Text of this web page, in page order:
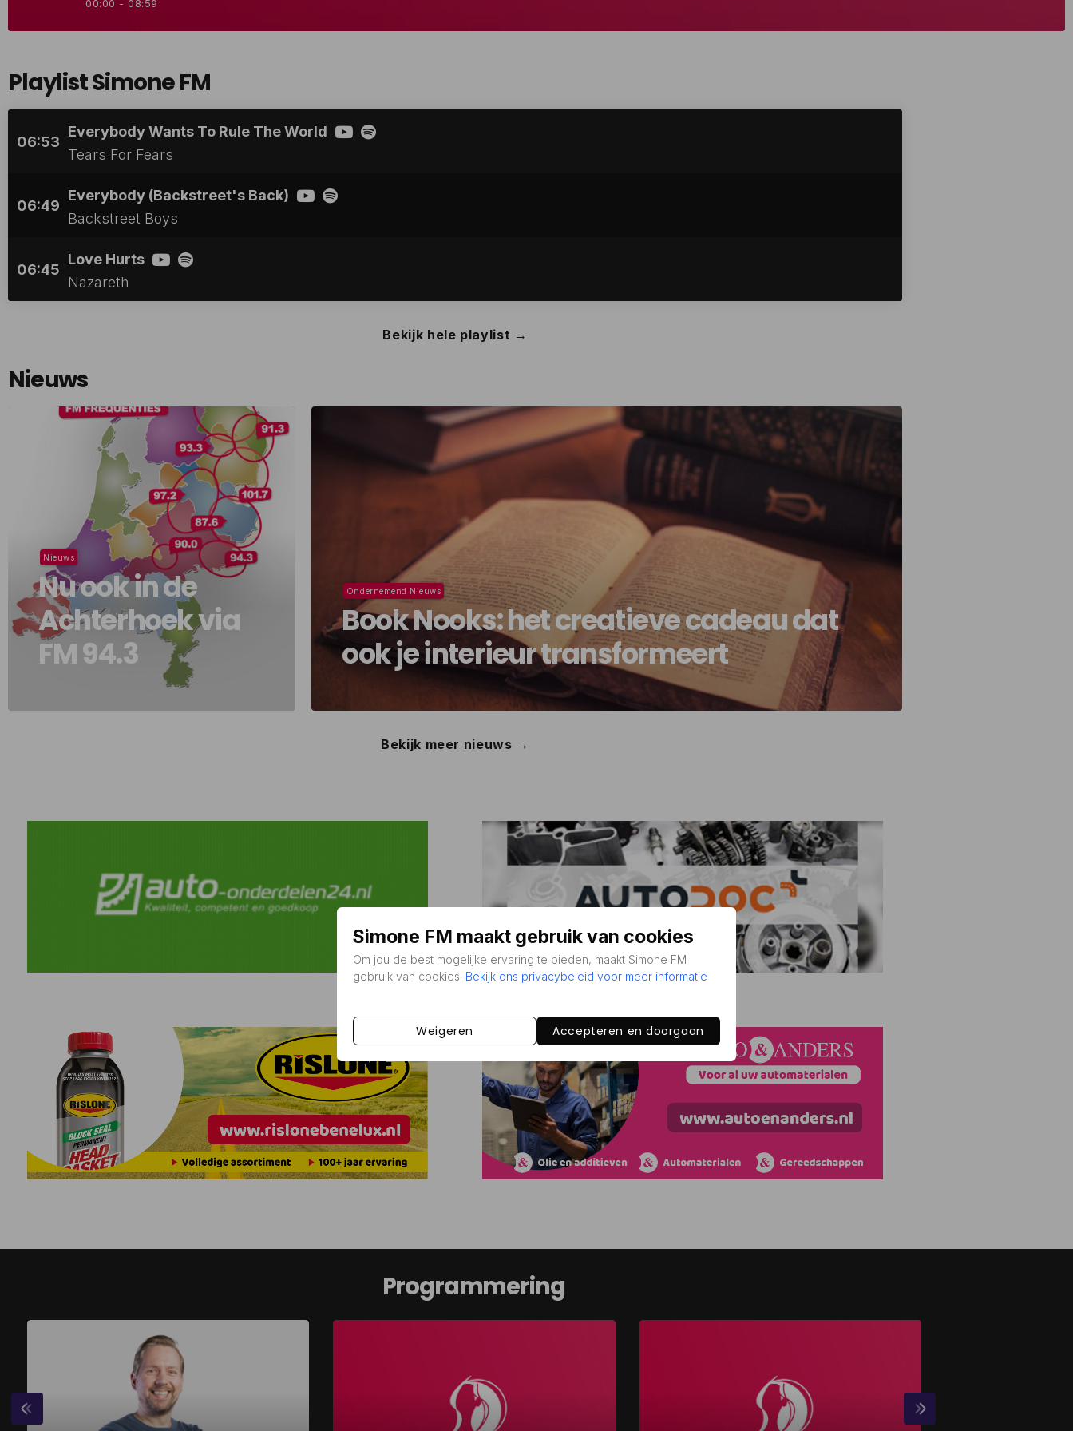
00:00 - 08:59
Playlist Simone FM
06:53
Everybody Wants To Rule The World
Tears For Fears
06:49
Everybody (Backstreet's Back)
Backstreet Boys
06:45
Love Hurts
Nazareth
Bekijk hele playlist →
Nieuws
Nieuws
Nu ook in de
Achterhoek via
FM 94.3
Ondernemend Nieuws
Book Nooks: het creatieve cadeau dat
ook je interieur transformeert
Bekijk meer nieuws →
Programmering
Simone FM maakt gebruik van cookies
Om jou de best mogelijke ervaring te bieden, maakt Simone FM
gebruik van cookies. Bekijk ons privacybeleid voor meer informatie
Weigeren Accepteren en doorgaan